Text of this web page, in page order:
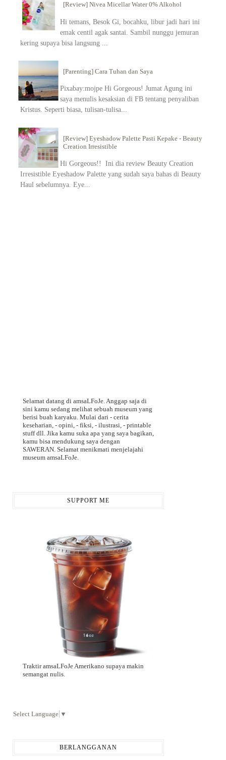
[Review] Nivea Micellar Water 0% Alkohol
Hi temans, Besok Gi, bocahku, libur jadi hari ini
emak centil agak santai. Sambil nunggu jemuran
kering supaya bisa langsung ...
[Parenting] Cara Tuhan dan Saya
Pixabay:mojpe Hi Gorgeous! Jumat Agung ini
saya menulis kesaksian di FB tentang penyaliban
Kristus. Seperti biasa, tulisan-tulisa...
[Review] Eyeshadow Palette Pasti Kepake - Beauty
Creation Irresistible
Hi Gorgeous!! Ini dia review Beauty Creation
Irresistible Eyeshadow Palette yang sudah saya bahas di Beauty
Haul sebelumnya. Eye...
Selamat datang di amsaLFoJe. Anggap saja di
sini kamu sedang melihat sebuah museum yang
berisi buah karyaku. Mulai dari - cerita
keseharian, - opini, - fiksi, - ilustrasi, - printable
stuff dll. Jika kamu suka apa yang saya bagikan,
kamu bisa mendukung saya dengan
SAWERAN. Selamat menikmati menjelajahi
museum amsaLFoJe.
SUPPORT ME
Traktir amsaLFoJe Amerikano supaya makin
semangat nulis.
Select Language ▼
BERLANGGANAN